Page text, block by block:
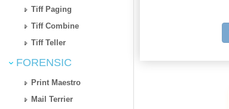
Tiff Paging
Tiff Combine
Tiff Teller
FORENSIC
Print Maestro
Mail Terrier